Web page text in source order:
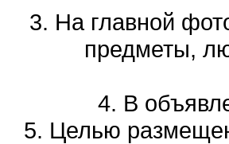
3. На главной
предметы,
4. В
5. Целью